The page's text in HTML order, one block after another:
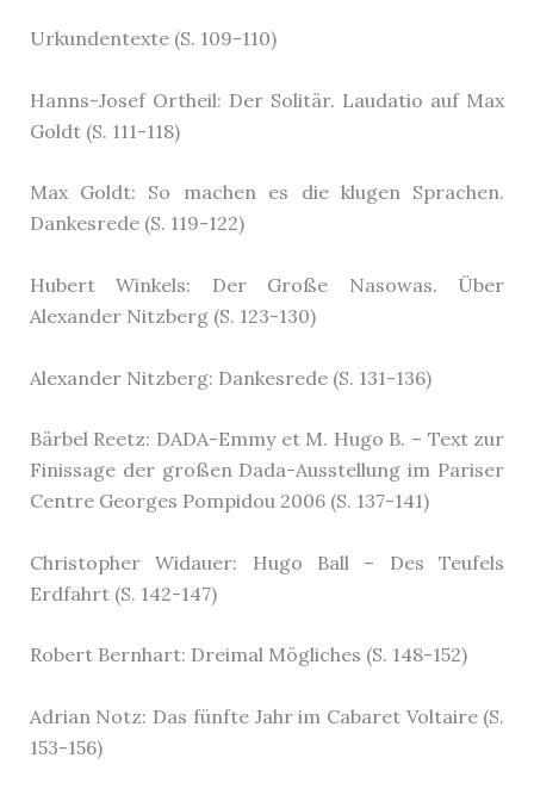
Urkundentexte (S. 109-110)
Hanns-Josef Ortheil: Der Solitär. Laudatio auf Max
Goldt (S. 111-118)
Max Goldt: So machen es die klugen Sprachen.
Dankesrede (S. 119-122)
Hubert Winkels: Der Große Nasowas. Über
Alexander Nitzberg (S. 123-130)
Alexander Nitzberg: Dankesrede (S. 131-136)
Bärbel Reetz: DADA-Emmy et M. Hugo B. – Text zur
Finissage der großen Dada-Ausstellung im Pariser
Centre Georges Pompidou 2006 (S. 137-141)
Christopher Widauer: Hugo Ball – Des Teufels
Erdfahrt (S. 142-147)
Robert Bernhart: Dreimal Mögliches (S. 148-152)
Adrian Notz: Das fünfte Jahr im Cabaret Voltaire (S.
153-156)